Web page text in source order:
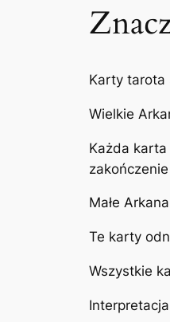
Karty tarota
Wielkie
Każda
Małe
Te karty
Wszystkie